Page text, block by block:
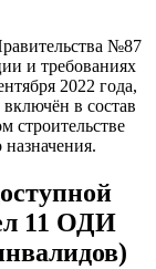
№87
и требованиях
2022 года,
в состав
строительстве
11 ОДИ